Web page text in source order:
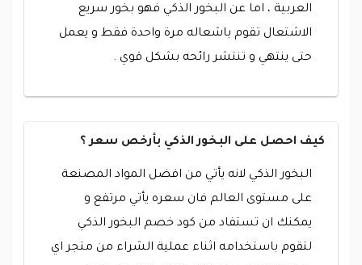
العربية ، اما عن البخور الذكي فهو بخور سريع
الاشتعال تقوم باشعاله مرة واحدة فقط و يعمل
حتى ينتهي و تنتشر رائحه بشكل قوي .
كيف احصل على البخور الذكي بأرخص سعر ؟
البخور الذكي لانه يأتي من افضل المواد المصنعة
على مستوى العالم فان سعره يأتي مرتفع و
يمكنك ان تستفاد من كود خصم البخور الذكي
لتقوم باستخدامه اثناء عملية الشراء من متجر اي